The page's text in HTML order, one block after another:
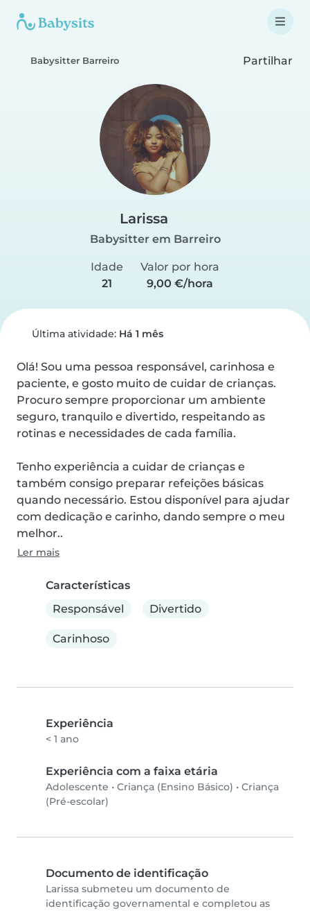
Babysitter Barreiro Partilhar
Larissa
Babysitter em Barreiro
Idade
21
Valor por hora
9,00 €/hora
Última atividade: Há 1 mês
Olá! Sou uma pessoa responsável, carinhosa e
paciente, e gosto muito de cuidar de crianças.
Procuro sempre proporcionar um ambiente
seguro, tranquilo e divertido, respeitando as
rotinas e necessidades de cada família.
Tenho experiência a cuidar de crianças e
também consigo preparar refeições básicas
quando necessário. Estou disponível para ajudar
com dedicação e carinho, dando sempre o meu
melhor..
Ler mais
Características
Responsável
Divertido
Carinhoso
Experiência
< 1 ano
Experiência com a faixa etária
Adolescente • Criança (Ensino Básico) • Criança
(Pré-escolar)
Documento de identificação
Larissa submeteu um documento de
identificação governamental e completou as